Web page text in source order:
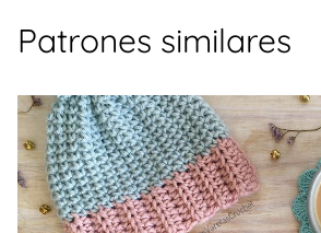
Patrones similares